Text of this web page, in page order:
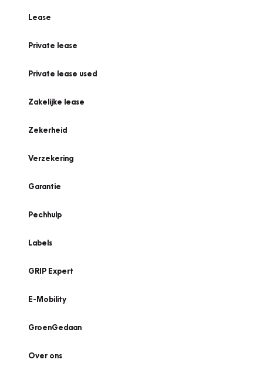
Lease
Private lease
Private lease used
Zakelijke lease
Zekerheid
Verzekering
Garantie
Pechhulp
Labels
GRIP Expert
E-Mobility
GroenGedaan
Over ons